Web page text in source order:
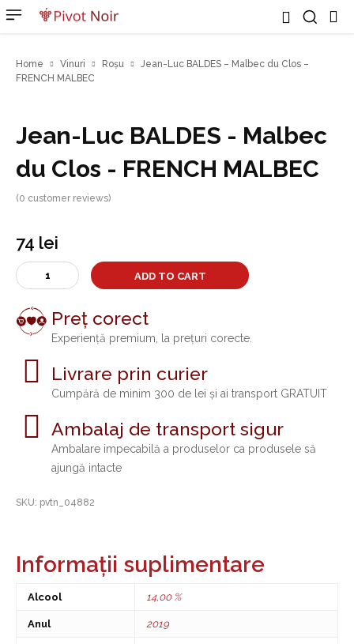
Home Vinuri Roșu
Jean-Luc BALDES – Malbec du Clos –
FRENCH MALBEC
Jean-Luc BALDES - Malbec
du Clos - FRENCH MALBEC
(0 customer reviews)
74 lei
Jean-
Luc
-
Malbec
FRENCH
MALBEC
quantity
ADD TO CART
Preț corect
Experiență premium, la prețuri corecte.
Livrare prin curier
Cumpără de minim 300 de lei și ai transport GRATUIT
Ambalaj de transport sigur
Ambalare impecabilă a produselor ca produsele să
ajungă intacte
SKU: pvtn_04882
Informații suplimentare
Alcool 14,00 %
Anul 2019